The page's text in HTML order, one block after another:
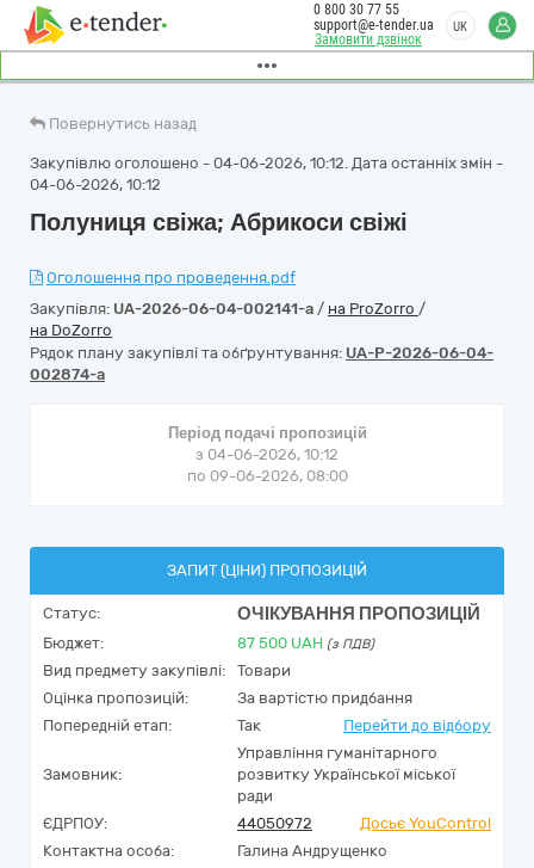
Замовити дзвінок
0 800 30 77 55
support@e-tender.ua
UK
Повернутись назад
Закупівлю оголошено - 04-06-2026, 10:12. Дата останніх змін -
04-06-2026, 10:12
Полуниця свіжа; Абрикоси свіжі
Оголошення про проведення.pdf
Закупівля: UA-2026-06-04-002141-a / на ProZorro /
на DoZorro
Рядок плану закупівлі та обґрунтування: UA-P-2026-06-04-
002874-a
Період подачі пропозицій
з 04-06-2026, 10:12
по 09-06-2026, 08:00
ЗАПИТ (ЦІНИ) ПРОПОЗИЦІЙ
Статус: ОЧІКУВАННЯ ПРОПОЗИЦІЙ
Бюджет: 87 500 UAH (з ПДВ)
Вид предмету закупівлі:
Товари
Оцінка пропозицій:
За вартістю придбання
Попередній етап:
Так Перейти до відбору
Замовник:
Управління гуманітарного
розвитку Української міської
ради
ЄДРПОУ:
44050972
Досьє YouControl
Контактна особа:
Галина Андрущенко